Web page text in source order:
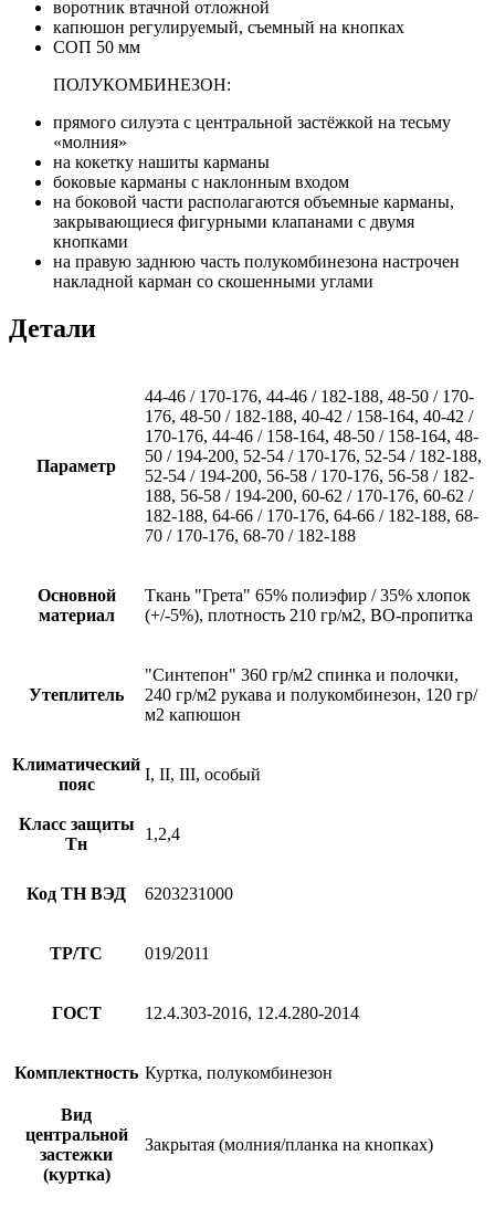
воротник втачной отложной
капюшон регулируемый, съемный на кнопках
СОП 50 мм
ПОЛУКОМБИНЕЗОН:
прямого силуэта с центральной застёжкой на тесьму
«молния»
на кокетку нашиты карманы
боковые карманы с наклонным входом
на боковой части располагаются объемные карманы,
закрывающиеся фигурными клапанами с двумя
кнопками
на правую заднюю часть полукомбинезона настрочен
накладной карман со скошенными углами
Детали
Параметр
44-46 / 170-176, 44-46 / 182-188, 48-50 / 170-
176, 48-50 / 182-188, 40-42 / 158-164, 40-42 /
170-176, 44-46 / 158-164, 48-50 / 158-164, 48-
50 / 194-200, 52-54 / 170-176, 52-54 / 182-188,
52-54 / 194-200, 56-58 / 170-176, 56-58 / 182-
188, 56-58 / 194-200, 60-62 / 170-176, 60-62 /
182-188, 64-66 / 170-176, 64-66 / 182-188, 68-
70 / 170-176, 68-70 / 182-188
Основной
материал
Ткань "Грета" 65% полиэфир / 35% хлопок
(+/-5%), плотность 210 гр/м2, ВО-пропитка
Утеплитель
"Синтепон" 360 гр/м2 спинка и полочки,
240 гр/м2 рукава и полукомбинезон, 120 гр/
м2 капюшон
Климатический
пояс
I, II, III, особый
Класс защиты
Тн
1,2,4
Код ТН ВЭД 6203231000
ТР/ТС 019/2011
ГОСТ 12.4.303-2016, 12.4.280-2014
Комплектность Куртка, полукомбинезон
Вид
центральной
застежки
(куртка)
Закрытая (молния/планка на кнопках)